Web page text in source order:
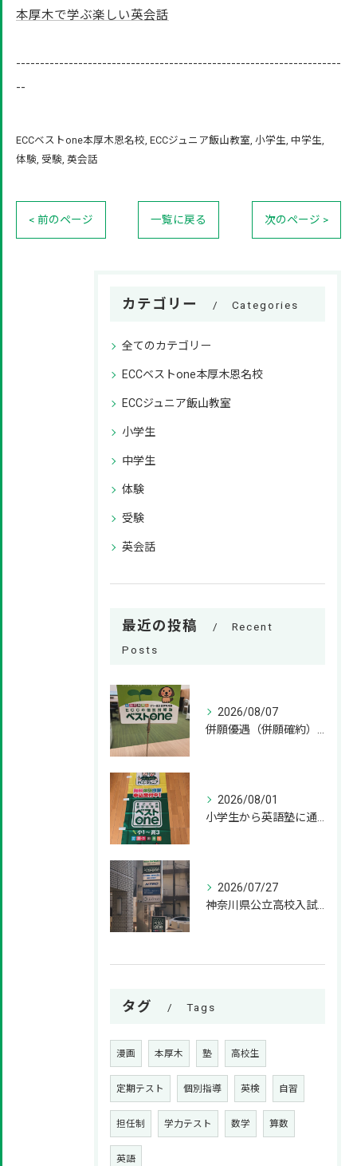
本厚木で学ぶ楽しい英会話
--------------------------------------------------------------------
--
ECCベストone本厚木恩名校 ECCジュニア飯山教室 小学生 中学生
体験 受験 英会話
< 前のページ 一覧に戻る 次のページ >
カテゴリー Categories
全てのカテゴリー
ECCベストone本厚木恩名校
ECCジュニア飯山教室
小学生
中学生
体験
受験
英会話
最近の投稿
Recent
Posts
2026/08/07
2026/08/01
2026/07/27
神奈川県公立高校入試の過去問はいつから解き始めるべきか？
タグ Tags
漫画 本厚木 塾 高校生
定期テスト 個別指導 英検 自習
担任制 学力テスト 数学 算数
英語